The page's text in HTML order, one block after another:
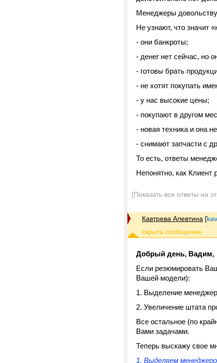
Менеджеры
Не узнают, что значит
- они банкроты;
- денег нет сейчас, но
- готовы брать
- не хотят покупать
- у нас высокие цены;
- покупают в другом
- новая техника и она
- снимают запчасти с
То есть, ответы
Непонятно, как Клиент
[Показать все ответы на
Кавтрева Алевтина [
Добрый день, Вадим,
Если резюмировать
Вашей модели):
1. Выделение
2. Увеличение штата
Все остальное (по
Вами задачами.
Теперь выскажу свое
1. Выделяем